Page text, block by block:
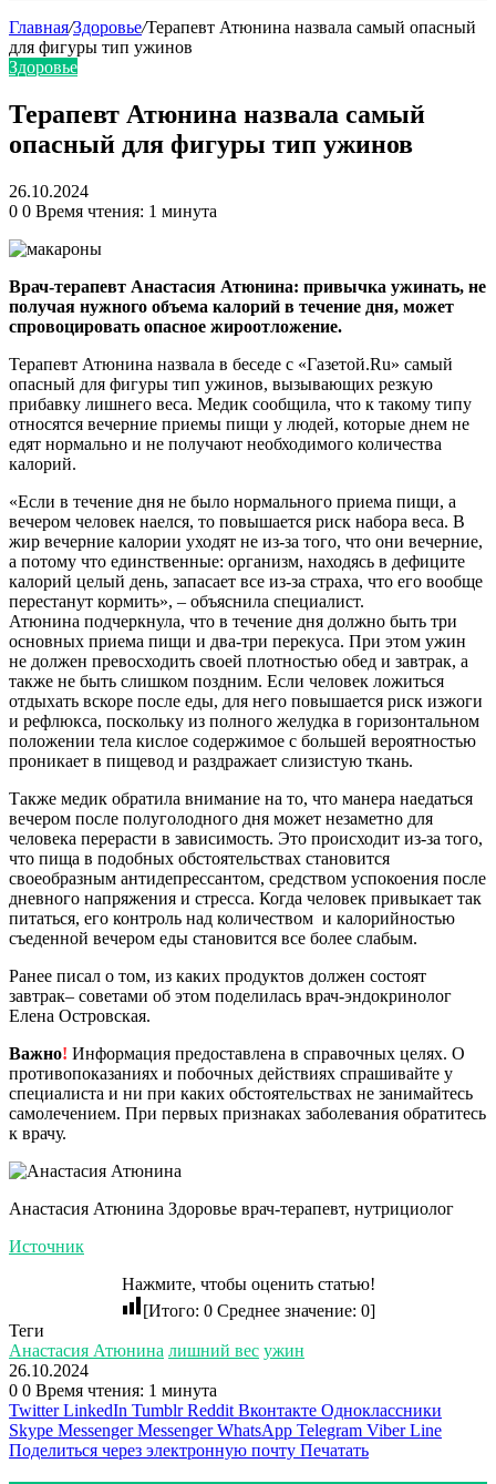
Главная/Здоровье/Терапевт Атюнина назвала самый опасный
для фигуры тип ужинов
Здоровье
Терапевт Атюнина назвала самый
опасный для фигуры тип ужинов
26.10.2024
0 0 Время чтения: 1 минута
Врач-терапевт Анастасия Атюнина: привычка ужинать, не
получая нужного объема калорий в течение дня, может
спровоцировать опасное жироотложение.
Терапевт Атюнина назвала в беседе с «Газетой.Ru» самый
опасный для фигуры тип ужинов, вызывающих резкую
прибавку лишнего веса. Медик сообщила, что к такому типу
относятся вечерние приемы пищи у людей, которые днем не
едят нормально и не получают необходимого количества
калорий.
«Если в течение дня не было нормального приема пищи, а
вечером человек наелся, то повышается риск набора веса. В
жир вечерние калории уходят не из-за того, что они вечерние,
а потому что единственные: организм, находясь в дефиците
калорий целый день, запасает все из-за страха, что его вообще
перестанут кормить», – объяснила специалист.
Атюнина подчеркнула, что в течение дня должно быть три
основных приема пищи и два-три перекуса. При этом ужин
не должен превосходить своей плотностью обед и завтрак, а
также не быть слишком поздним. Если человек ложиться
отдыхать вскоре после еды, для него повышается риск изжоги
и рефлюкса, поскольку из полного желудка в горизонтальном
положении тела кислое содержимое с большей вероятностью
проникает в пищевод и раздражает слизистую ткань.
Также медик обратила внимание на то, что манера наедаться
вечером после полуголодного дня может незаметно для
человека перерасти в зависимость. Это происходит из-за того,
что пища в подобных обстоятельствах становится
своеобразным антидепрессантом, средством успокоения после
дневного напряжения и стресса. Когда человек привыкает так
питаться, его контроль над количеством и калорийностью
съеденной вечером еды становится все более слабым.
Ранее писал о том, из каких продуктов должен состоят
завтрак– советами об этом поделилась врач-эндокринолог
Елена Островская.
Важно! Информация предоставлена в справочных целях. О
противопоказаниях и побочных действиях спрашивайте у
специалиста и ни при каких обстоятельствах не занимайтесь
самолечением. При первых признаках заболевания обратитесь
к врачу.
Анастасия Атюнина Здоровье врач-терапевт, нутрициолог
Источник
Нажмите, чтобы оценить статью!
[Итого: 0 Среднее значение: 0]
Теги
Анастасия Атюнина лишний вес ужин
26.10.2024
0 0 Время чтения: 1 минута
Twitter LinkedIn Tumblr Reddit Вконтакте Одноклассники
Skype Messenger Messenger WhatsApp Telegram Viber Line
Поделиться через электронную почту Печатать